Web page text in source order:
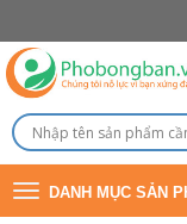
DANH MỤC SẢN